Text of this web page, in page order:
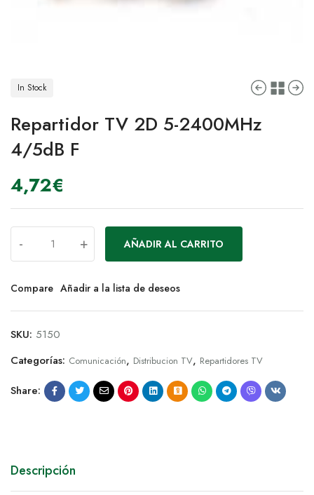
In Stock
Repartidor TV 2D 5-2400MHz
4/5dB F
4,72€
- + AÑADIR AL CARRITO
Compare Añadir a la lista de deseos
SKU: 5150
Categorías: Comunicación, Distribucion TV, Repartidores TV
Share:
Descripción